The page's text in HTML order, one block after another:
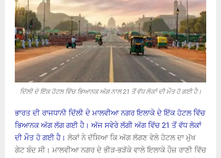
ਦਿੱਲੀ ਦੇ ਇੱਕ ਹੋਟਲ ਵਿੱਚ ਭਿਆਨਕ ਅੱਗ ਨਾਲ 21 ਤੋਂ ਵੱਧ ਲੋਕਾਂ ਦੀ ਮੌਤ ਹੋ ਗਈ ਹੈ।
ਭਾਰਤ ਦੀ ਰਾਜਧਾਨੀ ਦਿੱਲੀ ਦੇ ਮਾਲਵੀਆ ਨਗਰ ਇਲਾਕੇ ਦੇ ਇੱਕ ਹੋਟਲ ਵਿੱਚ
ਭਿਆਨਕ ਅੱਗ ਲੱਗ ਗਈ ਹੈ। ਅੱਜ ਸਵੇਰੇ ਲੱਗੀ ਅੱਗ ਵਿੱਚ 21 ਤੋਂ ਵੱਧ ਲੋਕਾਂ
ਦੀ ਮੌਤ ਹੋ ਗਈ ਹੈ। ਲੋਕਾਂ ਨੇ ਦੱਸਿਆ ਕਿ ਅੱਗ ਲੱਗਣ ਵੇਲੇ ਹੋਟਲ ਦਾ ਮੁੱਖ
ਗੇਟ ਬੰਦ ਸੀ। ਮਾਲਵੀਆ ਨਗਰ ਦੇ ਭੀੜ-ਭੜੱਕੇ ਵਾਲੇ ਇਲਾਕੇ ਹੌਜ਼ ਰਾਣੀ ਵਿੱਚ